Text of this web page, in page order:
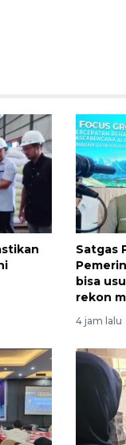
Satgas
bisa
rekon
4 jam lalu
460 napi
dipindahkan
1 Agustus 2026 17:36